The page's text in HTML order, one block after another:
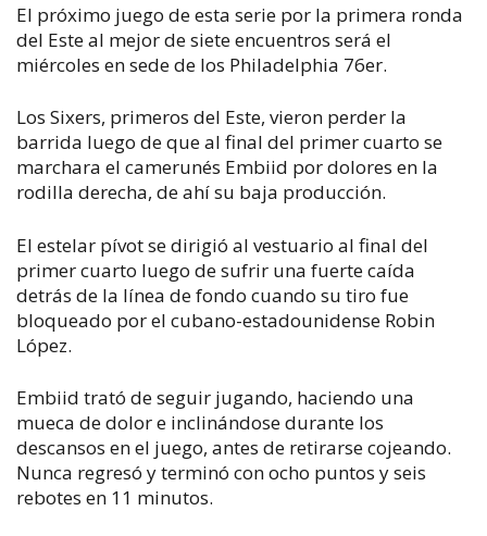
El próximo juego de esta serie por la primera ronda
del Este al mejor de siete encuentros será el
miércoles en sede de los Philadelphia 76er.
Los Sixers, primeros del Este, vieron perder la
barrida luego de que al final del primer cuarto se
marchara el camerunés Embiid por dolores en la
rodilla derecha, de ahí su baja producción.
El estelar pívot se dirigió al vestuario al final del
primer cuarto luego de sufrir una fuerte caída
detrás de la línea de fondo cuando su tiro fue
bloqueado por el cubano-estadounidense Robin
López.
Embiid trató de seguir jugando, haciendo una
mueca de dolor e inclinándose durante los
descansos en el juego, antes de retirarse cojeando.
Nunca regresó y terminó con ocho puntos y seis
rebotes en 11 minutos.